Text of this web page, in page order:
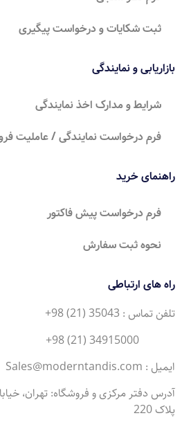
ثبت شکایات و درخواست پیگیری
بازاریابی و نمایندگی
شرایط و مدارک اخذ نمایندگی
فرم درخواست نمایندگی / عاملیت
راهنمای خرید
فرم درخواست پیش فاکتور
نحوه ثبت سفارش
راه های ارتباطی
تلفن تماس : 35043 (21) 98+
ایمیل : Sales@moderntandis.com
آدرس دفتر مرکزی و فروشگاه: تهران،
پلاک 220